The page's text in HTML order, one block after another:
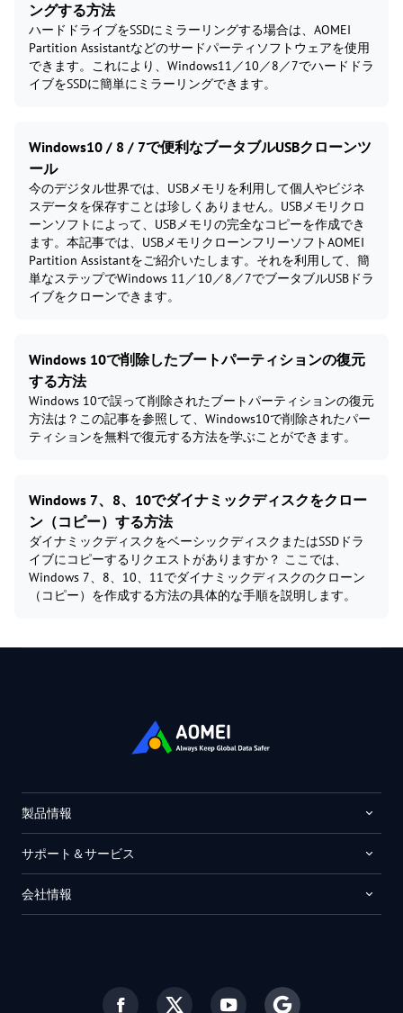
ングする方法
ハードドライブをSSDにミラーリングする場合は、AOMEI
Partition Assistantなどのサードパーティソフトウェアを使用
できます。これにより、Windows11／10／8／7でハードドラ
イブをSSDに簡単にミラーリングできます。
Windows10 / 8 / 7で便利なブータブルUSBクローンツ
ール
今のデジタル世界では、USBメモリを利用して個人やビジネ
スデータを保存すことは珍しくありません。USBメモリクロ
ーンソフトによって、USBメモリの完全なコピーを作成でき
ます。本記事では、USBメモリクローンフリーソフトAOMEI
Partition Assistantをご紹介いたします。それを利用して、簡
単なステップでWindows 11／10／8／7でブータブルUSBドラ
イブをクローンできます。
Windows 10で削除したブートパーティションの復元
する方法
Windows 10で誤って削除されたブートパーティションの復元
方法は？この記事を参照して、Windows10で削除されたパー
ティションを無料で復元する方法を学ぶことができます。
Windows 7、8、10でダイナミックディスクをクロー
ン（コピー）する方法
ダイナミックディスクをベーシックディスクまたはSSDドラ
イブにコピーするリクエストがありますか？ ここでは、
Windows 7、8、10、11でダイナミックディスクのクローン
（コピー）を作成する方法の具体的な手順を説明します。
製品情報
サポート＆サービス
会社情報